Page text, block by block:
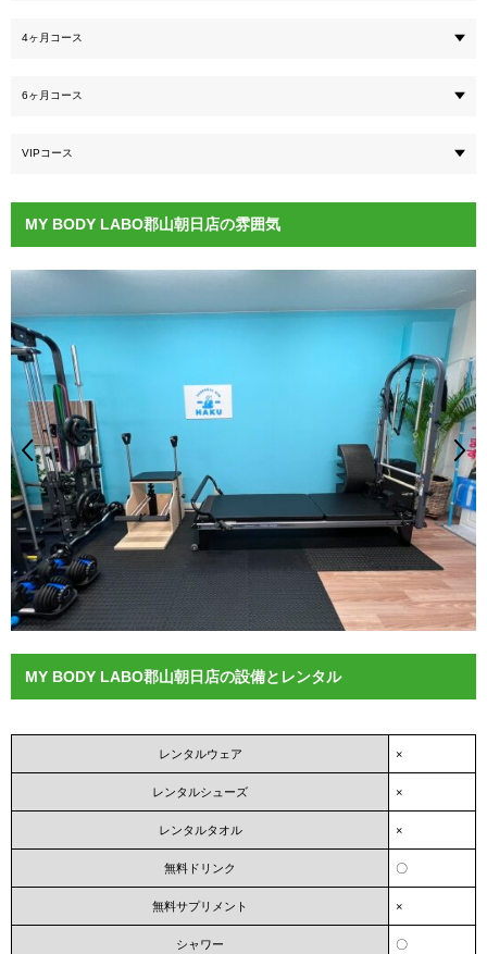
4ヶ月コース
6ヶ月コース
VIPコース
MY BODY LABO郡山朝日店の雰囲気
MY BODY LABO郡山朝日店の設備とレンタル
レンタルウェア ×
レンタルシューズ ×
レンタルタオル ×
無料ドリンク 〇
無料サプリメント ×
シャワー 〇